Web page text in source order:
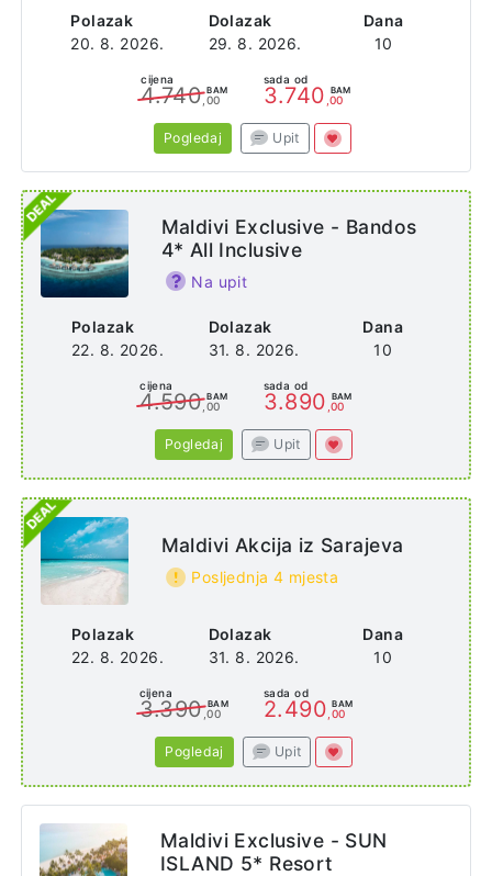
Polazak
20. 8. 2026.
Dolazak
29. 8. 2026.
Dana
10
cijena
4.740 BAM
,00
sada od
3.740 BAM
,00
Pogledaj Upit
Polazak
22. 8. 2026.
Dolazak
31. 8. 2026.
Dana
10
Maldivi Exclusive - Bandos
4* All Inclusive
Na upit
cijena
4.590 BAM
,00
sada od
3.890 BAM
,00
Pogledaj Upit
Polazak
22. 8. 2026.
Dolazak
31. 8. 2026.
Dana
10
Maldivi Akcija iz Sarajeva
Posljednja 4 mjesta
cijena
3.390 BAM
,00
sada od
2.490 BAM
,00
Pogledaj Upit
Maldivi Exclusive - SUN
ISLAND 5* Resort